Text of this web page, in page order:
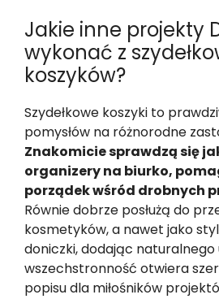
Jakie inne projekty
wykonać z
koszyków?
Szydełkowe koszyki to
pomysłów na różnorodne
Znakomicie sprawdzą się
organizery na biurko,
porządek wśród drobnych
Równie dobrze posłużą do
kosmetyków, a nawet jako
doniczki, dodając
wszechstronność otwiera
popisu dla miłośników